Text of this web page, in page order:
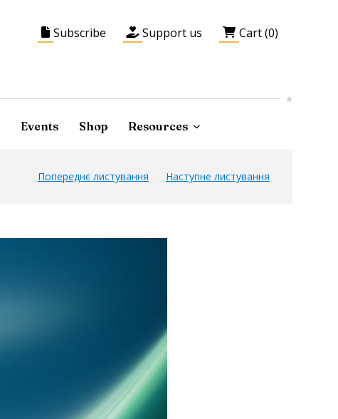
Subscribe Support us Cart (0)
Events Shop Resources
Попереднє листування Наступне листування